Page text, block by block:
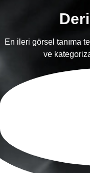
En ileri görsel tanıma
ve